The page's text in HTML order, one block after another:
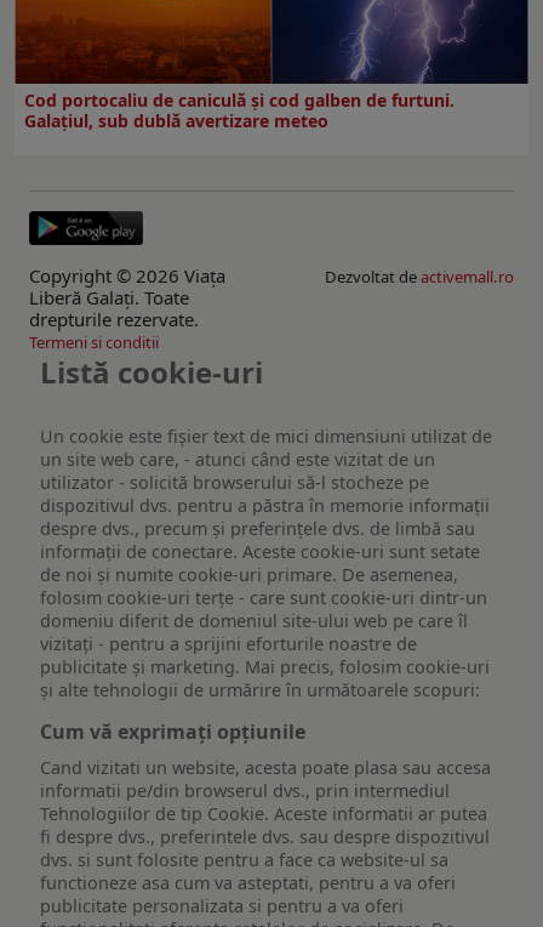
Cod portocaliu de caniculă și cod galben de furtuni.
Galațiul, sub dublă avertizare meteo
Copyright © 2026 Viaţa
Liberă Galaţi. Toate
drepturile rezervate.
Dezvoltat deactivemall.ro
Termeni si conditii
Listă cookie-uri
Un cookie este fişier text de mici dimensiuni utilizat de
un site web care, - atunci când este vizitat de un
utilizator - solicită browserului să-l stocheze pe
dispozitivul dvs. pentru a păstra în memorie informații
despre dvs., precum și preferințele dvs. de limbă sau
informații de conectare. Aceste cookie-uri sunt setate
de noi și numite cookie-uri primare. De asemenea,
folosim cookie-uri terțe - care sunt cookie-uri dintr-un
domeniu diferit de domeniul site-ului web pe care îl
vizitați - pentru a sprijini eforturile noastre de
publicitate și marketing. Mai precis, folosim cookie-uri
și alte tehnologii de urmărire în următoarele scopuri:
Cum vă exprimați opțiunile
Cand vizitati un website, acesta poate plasa sau accesa
informatii pe/din browserul dvs., prin intermediul
Tehnologiilor de tip Cookie. Aceste informatii ar putea
fi despre dvs., preferintele dvs. sau despre dispozitivul
dvs. si sunt folosite pentru a face ca website-ul sa
functioneze asa cum va asteptati, pentru a va oferi
publicitate personalizata si pentru a va oferi